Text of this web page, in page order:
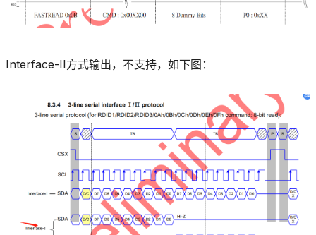
Interface-II方式输出，不支持，如下图：